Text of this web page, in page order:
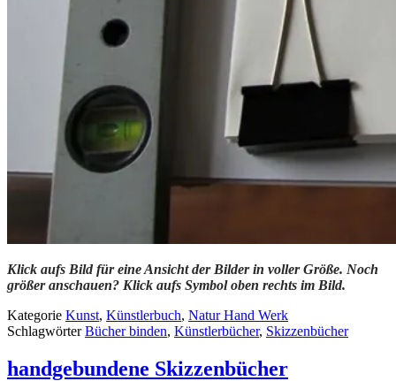
Klick aufs Bild für eine Ansicht der Bilder in voller Größe. Noch
größer anschauen? Klick aufs Symbol oben rechts im Bild.
Kategorie Kunst, Künstlerbuch, Natur Hand Werk
SchlagwörterBücher binden, Künstlerbücher, Skizzenbücher
handgebundene Skizzenbücher